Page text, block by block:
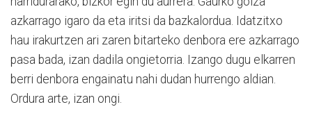
azkarrago igaro da eta iritsi da bazkalordua. Idatzitxo
hau irakurtzen ari zaren bitarteko denbora ere azkarrago
pasa bada, izan dadila ongietorria. Izango dugu elkarren
berri denbora engainatu nahi dudan hurrengo aldian.
Ordura arte, izan ongi.